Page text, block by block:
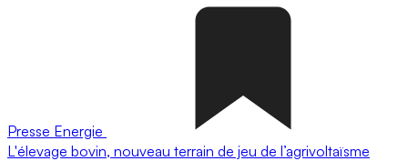
Presse Energie
L'élevage bovin, nouveau terrain de jeu de l’agrivoltaïsme